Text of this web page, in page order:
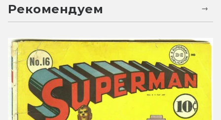
Рекомендуем